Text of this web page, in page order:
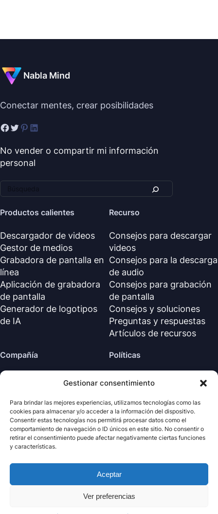
Gestionar consentimiento
Para brindar las mejores experiencias, utilizamos tecnologías como las
cookies para almacenar y/o acceder a la información del dispositivo.
Consentir estas tecnologías nos permitirá procesar datos como el
comportamiento de navegación o ID únicos en este sitio. No consentir o
retirar el consentimiento puede afectar negativamente ciertas funciones
y características.
Aceptar
Ver preferencias
Nabla Mind
Conectar mentes, crear posibilidades
No vender o compartir mi información
personal
Productos calientes
Descargador de videos
Gestor de medios
Grabadora de pantalla en
línea
Aplicación de grabadora
de pantalla
Generador de logotipos
de IA
Recurso
Consejos para descargar
videos
Consejos para la descarga
de audio
Consejos para grabación
de pantalla
Consejos y soluciones
Preguntas y respuestas
Artículos de recursos
Compañía
Sobre nosotros
Centro de soporte
Políticas
Política de reembolso
Acuerdo de licencia (EN)
Términos y condiciones
Desinstalar
Política de cookies
2026
Mind
· Todos los derechos
reservados.